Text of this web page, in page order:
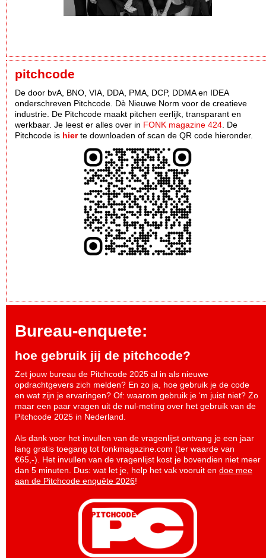
pitchcode
De door bvA, BNO, VIA, DDA, PMA, DCP, DDMA en IDEA
onderschreven Pitchcode. Dè Nieuwe Norm voor de creatieve
industrie. De Pitchcode maakt pitchen eerlijk, transparant en
werkbaar. Je leest er alles over in FONK magazine 424 . De
Pitchcode is hierte downloaden of scan de QR code hieronder.
Bureau-enquete:
hoe gebruik jij de pitchcode?
Zet jouw bureau de Pitchcode 2025 al in als nieuwe
opdrachtgevers zich melden? En zo ja, hoe gebruik je de code
en wat zijn je ervaringen? Of: waarom gebruik je ‘m juist niet? Zo
maar een paar vragen uit de nul-meting over het gebruik van de
Pitchcode 2025 in Nederland.
Als dank voor het invullen van de vragenlijst ontvang je een jaar
lang gratis toegang tot fonkmagazine.com (ter waarde van
€65,-). Het invullen van de vragenlijst kost je bovendien niet meer
dan 5 minuten. Dus: wat let je, help het vak vooruit en doe mee
aan de Pitchcode enquête 2026!